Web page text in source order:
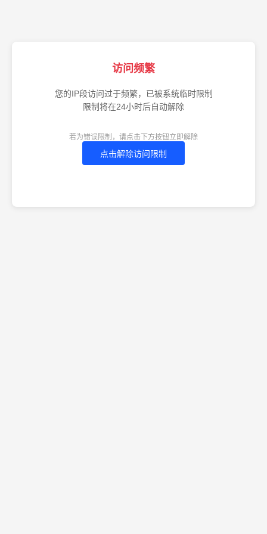
访问频繁
您的IP段访问过于频繁，已被系统临时限制
限制将在24小时后自动解除
若为错误限制，请点击下方按钮立即解除
点击解除访问限制